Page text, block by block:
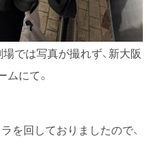
では写真が撮れず、新大阪
ムにて。
を回しておりましたので、